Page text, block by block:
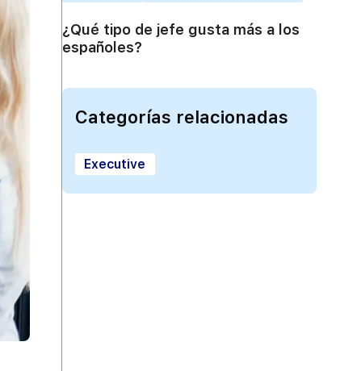
¿Qué tipo de jefe gusta más a los
españoles?
Categorías relacionadas
Executive